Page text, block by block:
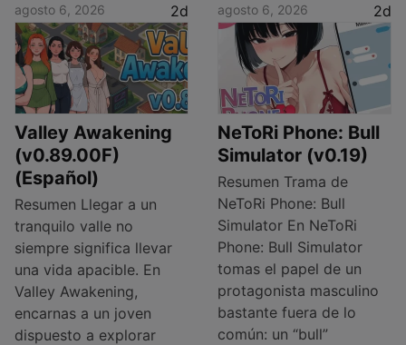
agosto 6, 2026 2d
Valley Awakening
(v0.89.00F)
(Español)
Resumen Llegar a un
tranquilo valle no
siempre significa llevar
una vida apacible. En
Valley Awakening,
encarnas a un joven
dispuesto a explorar
agosto 6, 2026 2d
NeToRi Phone: Bull
Simulator (v0.19)
Resumen Trama de
NeToRi Phone: Bull
Simulator En NeToRi
Phone: Bull Simulator
tomas el papel de un
protagonista masculino
bastante fuera de lo
común: un “bull”